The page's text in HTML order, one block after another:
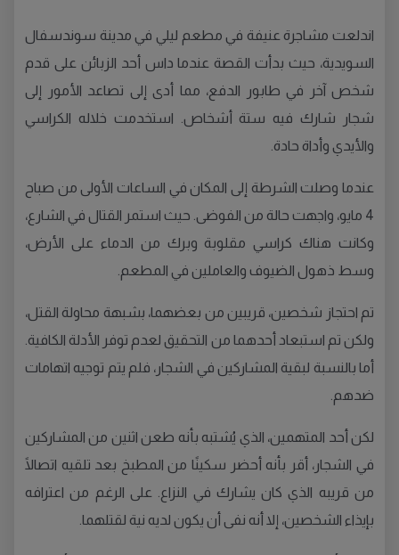
اندلعت مشاجرة عنيفة في مطعم ليلي في مدينة سوندسفال
السويدية، حيث بدأت القصة عندما داس أحد الزبائن على قدم
شخص آخر في طابور الدفع، مما أدى إلى تصاعد الأمور إلى
شجار شارك فيه ستة أشخاص. استخدمت خلاله الكراسي
والأيدي وأداة حادة.
عندما وصلت الشرطة إلى المكان في الساعات الأولى من صباح
4 مايو، واجهت حالة من الفوضى. حيث استمر القتال في الشارع،
وكانت هناك كراسي مقلوبة وبرك من الدماء على الأرض،
وسط ذهول الضيوف والعاملين في المطعم.
تم احتجاز شخصين، قريبين من بعضهما، بشبهة محاولة القتل،
ولكن تم استبعاد أحدهما من التحقيق لعدم توفر الأدلة الكافية.
أما بالنسبة لبقية المشاركين في الشجار، فلم يتم توجيه اتهامات
ضدهم.
لكن أحد المتهمين، الذي يُشتبه بأنه طعن اثنين من المشاركين
في الشجار، أقر بأنه أحضر سكينًا من المطبخ بعد تلقيه اتصالًا
من قريبه الذي كان يشارك في النزاع. على الرغم من اعترافه
بإيذاء الشخصين، إلا أنه نفى أن يكون لديه نية لقتلهما.